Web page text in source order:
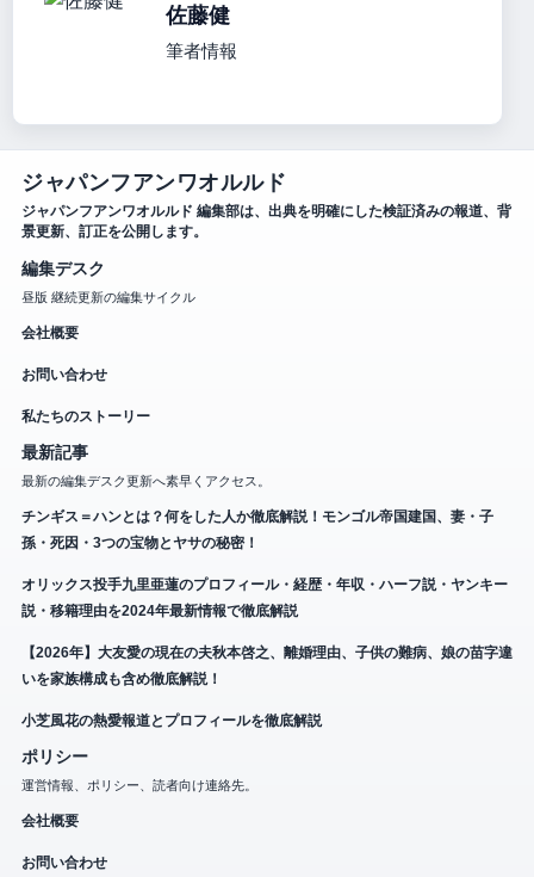
佐藤健
筆者情報
ジャパンフアンワオルルド
ジャパンフアンワオルルド 編集部は、出典を明確にした検証済みの報道、背
景更新、訂正を公開します。
編集デスク
昼版 継続更新の編集サイクル
会社概要
お問い合わせ
私たちのストーリー
最新記事
最新の編集デスク更新へ素早くアクセス。
チンギス＝ハンとは？何をした人か徹底解説！モンゴル帝国建国、妻・子
孫・死因・3つの宝物とヤサの秘密！
オリックス投手九里亜蓮のプロフィール・経歴・年収・ハーフ説・ヤンキー
説・移籍理由を2024年最新情報で徹底解説
【2026年】大友愛の現在の夫秋本啓之、離婚理由、子供の難病、娘の苗字違
いを家族構成も含め徹底解説！
小芝風花の熱愛報道とプロフィールを徹底解説
ポリシー
運営情報、ポリシー、読者向け連絡先。
会社概要
お問い合わせ